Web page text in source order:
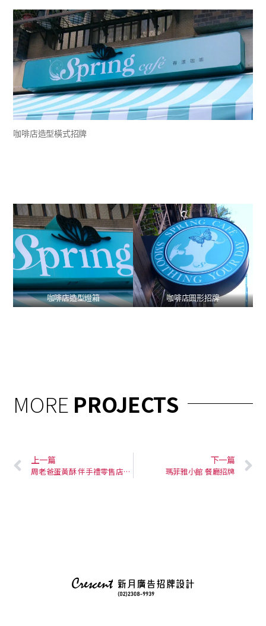
咖啡店造型橫式招牌
咖啡店造型燈箱 咖啡店圓形招牌
MORE PROJECTS
上一篇
周老爸蛋黃酥 伴手禮零售店招牌
下一篇
瑪菲雅小館 餐廳招牌